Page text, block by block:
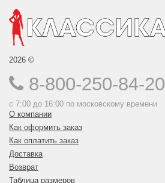
2026 ©
8-800-250-84-20
с 7:00 до 16:00 по московскому времени
О компании
Как оформить заказ
Как оплатить заказ
Доставка
Возврат
Таблица размеров